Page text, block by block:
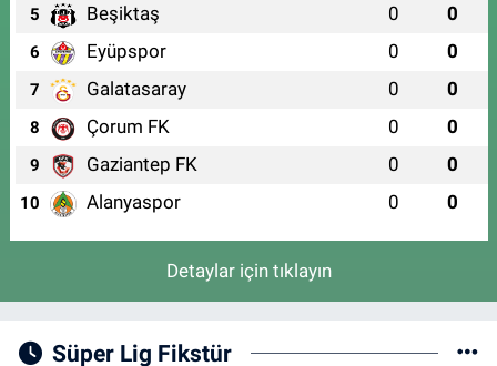
5 Beşiktaş 0 0
6 Eyüpspor 0 0
7 Galatasaray 0 0
8 Çorum FK 0 0
9 Gaziantep FK 0 0
10 Alanyaspor 0 0
Detaylar için tıklayın
Süper Lig Fikstür